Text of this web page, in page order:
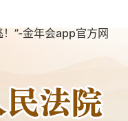
”-金年会app官方网